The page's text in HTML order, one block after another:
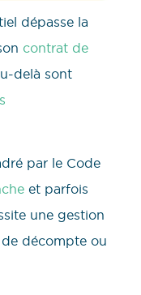
dépasse la
contrat de
delà sont
par le Code
et parfois
une gestion
décompte ou